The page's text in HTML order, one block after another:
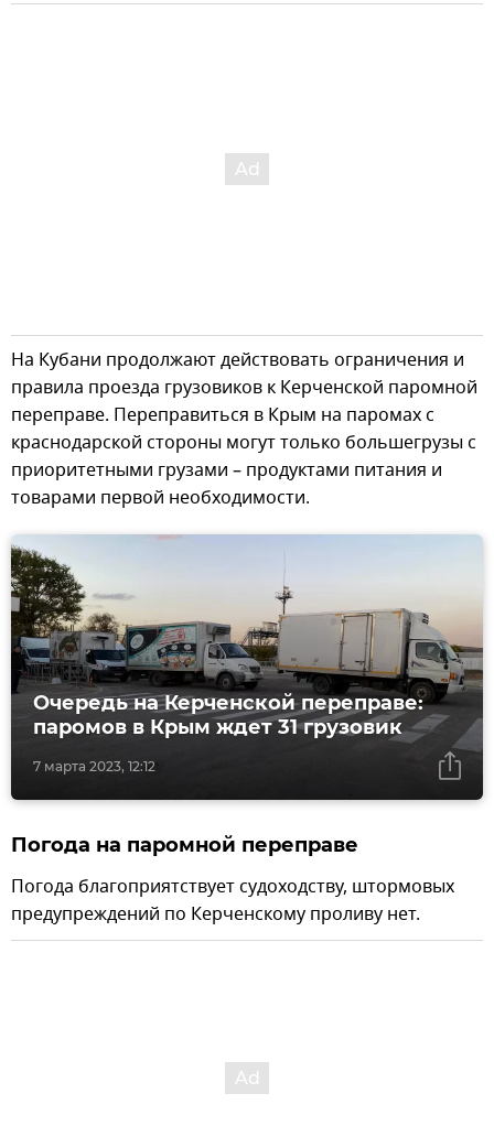
На Кубани продолжают действовать ограничения и
правила проезда грузовиков к Керченской паромной
переправе. Переправиться в Крым на паромах с
краснодарской стороны могут только большегрузы с
приоритетными грузами – продуктами питания и
товарами первой необходимости.
7 марта 2023, 12:12
Очередь на Керченской переправе:
паромов в Крым ждет 31 грузовик
Погода на паромной переправе
Погода благоприятствует судоходству, штормовых
предупреждений по Керченскому проливу нет.